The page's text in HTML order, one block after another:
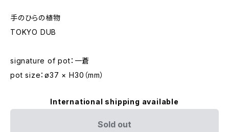
手のひらの植物
TOKYO DUB
signature of pot：一蒼
pot size：ø37 × H30（mm）
International shipping available
Sold out